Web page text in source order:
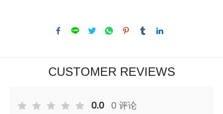
CUSTOMER REVIEWS
0.0 0 评论